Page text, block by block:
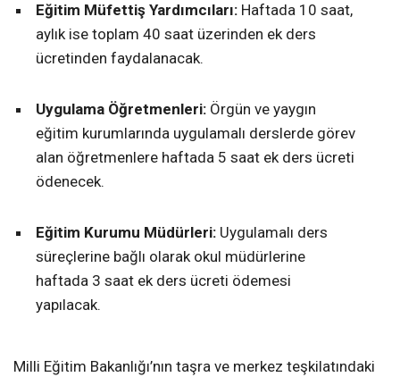
Eğitim Müfettiş Yardımcıları: Haftada 10 saat,
aylık ise toplam 40 saat üzerinden ek ders
ücretinden faydalanacak.
Uygulama Öğretmenleri: Örgün ve yaygın
eğitim kurumlarında uygulamalı derslerde görev
alan öğretmenlere haftada 5 saat ek ders ücreti
ödenecek.
Eğitim Kurumu Müdürleri: Uygulamalı ders
süreçlerine bağlı olarak okul müdürlerine
haftada 3 saat ek ders ücreti ödemesi
yapılacak.
Milli Eğitim Bakanlığı’nın taşra ve merkez teşkilatındaki